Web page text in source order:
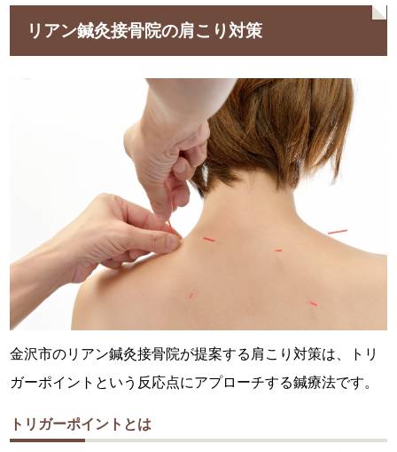
リアン鍼灸接骨院の肩こり対策
金沢市のリアン鍼灸接骨院が提案する肩こり対策は、トリ
ガーポイントという反応点にアプローチする鍼療法です。
トリガーポイントとは